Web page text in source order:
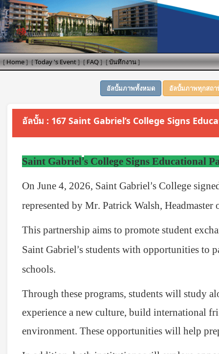
[Home] [Today 's Event] [FAQ] [บันทึกงาน]
อัลบั้มภาพทั้งหมด อัลบั้มภาพทุกสถา
อัลบั้ม : 167 Saint Gabriel’s College Signs
Saint Gabriel’s College Signs Educational
On June 4, 2026, Saint Gabriel’s College
represented by Mr. Patrick Walsh, Headmaster
This partnership aims to promote student
Saint Gabriel’s students with opportunities to
schools.
Through these programs, students will study
experience a new culture, build international
environment. These opportunities will help